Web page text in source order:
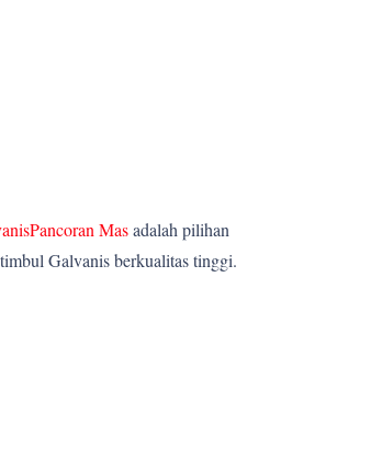
Masadalah pilihan
Galvanis berkualitas tinggi.